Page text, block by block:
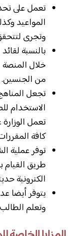
تعمل على
المواعيد
وتجرى
بالنسبة
خلال المنصة
من الجنسين.
تجعل
الاستخدام
تعمل
كافة
توفر عملية
طريق
الكترونية
يتوفر أيضا
وتعلم